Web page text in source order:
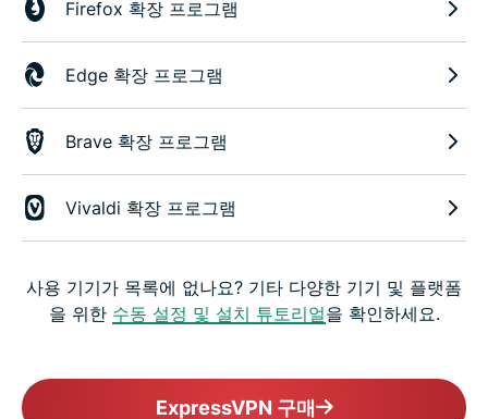
Firefox 확장 프로그램
Edge 확장 프로그램
Brave 확장 프로그램
Vivaldi 확장 프로그램
사용 기기가 목록에 없나요? 기타 다양한 기기 및 플랫폼
을 위한 수동 설정 및 설치 튜토리얼을 확인하세요.
ExpressVPN 구매